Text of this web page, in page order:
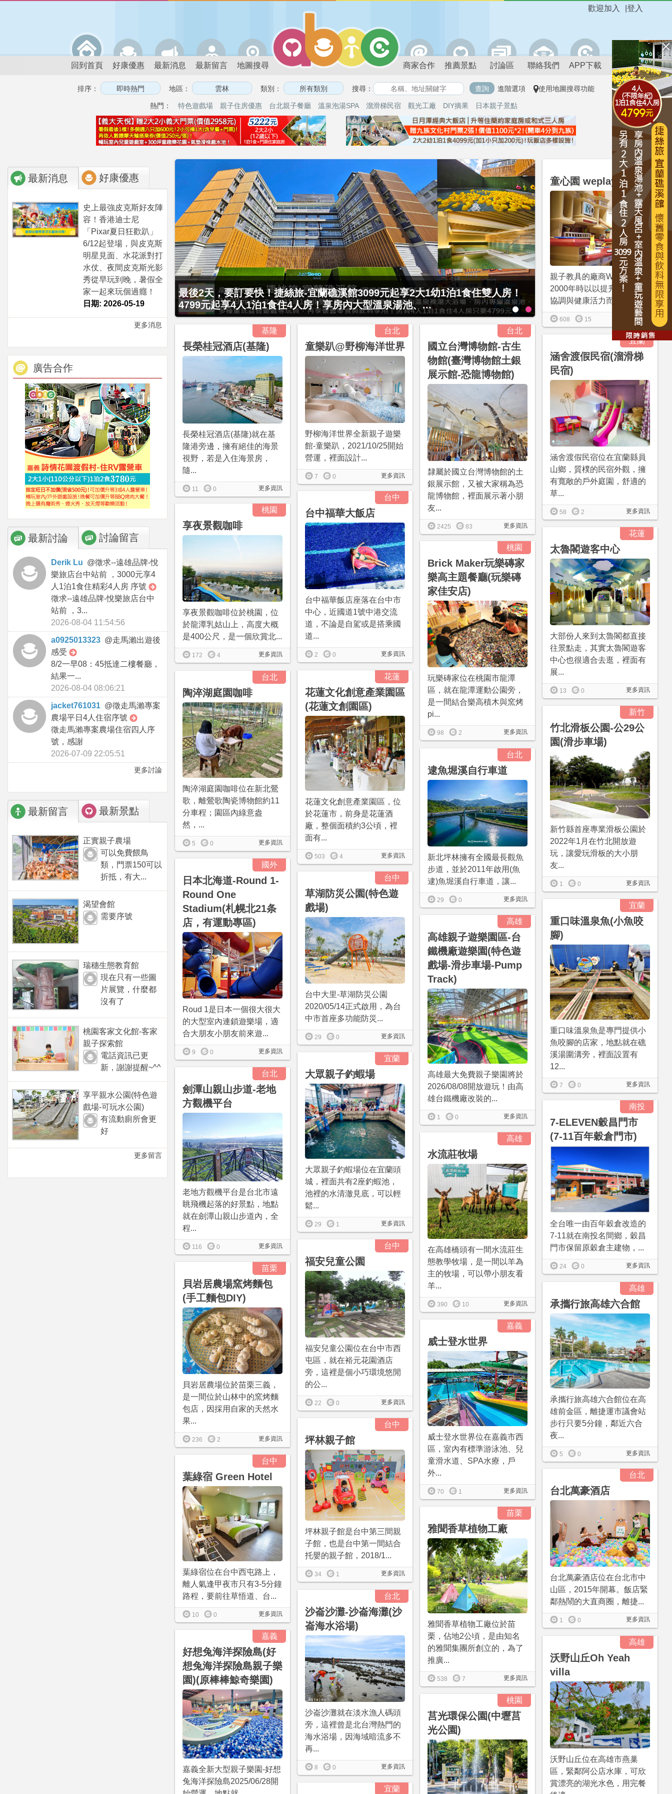
登入
歡迎加入
回到首頁 好康優惠 最新消息 最新留言 地圖搜尋 商家合作 推薦景點 討論區 聯絡我們 APP下載
排序： 地區： 類別： 搜尋： 進階選項 使用地圖搜尋功能
熱門： 特色遊戲場 親子住房優惠 台北親子餐廳 溫泉泡湯SPA 溜滑梯民宿 觀光工廠 DIY摘果 日本親子景點
最新消息 好康優惠
史上最強皮克斯好友陣
容！香港迪士尼
「Pixar夏日狂歡趴」
6/12起登場，與皮克斯
明星見面、水花派對打
水仗、夜間皮克斯光影
秀從早玩到晚，暑假全
家一起來玩個過癮！
日期: 2026-05-19
更多消息
廣告合作
最新討論 討論留言
Derik Lu @徵求--遠雄品牌-悅
樂旅店台中站前 ，3000元享4
人1泊1食住精彩4人房 序號
徵求--遠雄品牌-悅樂旅店台中
站前 ，3...
2026-08-04 11:54:56
a0925013323 @走馬瀨出遊後
感受
8/2一早08：45抵達二樓餐廳，
結果一...
2026-08-04 08:06:21
jacket761031 @徵走馬瀨專案
農場平日4人住宿序號
徵走馬瀨專案農場住宿四人序
號，感謝
2026-07-09 22:05:51
更多討論
最新留言 最新景點
正實親子農場
可以免費餵鳥
類，門票150可以
折抵，有大...
渴望會館
需要序號
瑞穗生態教育館
現在只有一些圖
片展覽，什麼都
沒有了
桃園客家文化館-客家
親子探索館
電話資訊已更
新，謝謝提醒~^^
享平親水公園(特色遊
戲場-可玩水公園)
有流動廁所會更
好
更多留言
贈九族文化村門票2張(總價值1100元*2)！4099元享日月潭經典大飯店范特奇堡2
大2幼(115公分以下)1泊1食升等住簡約家庭房或...
最後2天，要訂要快！捷絲
4799元起享4人1泊1食住4人
台北
童心園 weplay親子館
親子教具的廠商Weplay，在
2000年時以以提升兒童身體
協調與健康活力而...
更多資訊
608 15
基隆
長榮桂冠酒店(基隆)
長榮桂冠酒店(基隆)就在基
隆港旁邊，擁有絕佳的海景
視野，若是入住海景房，
隨...
更多資訊
11 0
台北
童樂趴@野柳海洋世界
野柳海洋世界全新親子遊樂
館-童樂趴，2021/10/25開始
營運，裡面設計...
更多資訊
7 0
台北
國立台灣博物館-古生
物館(臺灣博物館土銀
展示館-恐龍博物館)
隸屬於國立台灣博物館的土
銀展示館，又被大家稱為恐
龍博物館，裡面展示著小朋
友...
更多資訊
2425 83
宜蘭
涵舍渡假民宿(溜滑梯
民宿)
涵舍渡假民宿位在宜蘭縣員
山鄉，質樸的民宿外觀，擁
有寬敞的戶外庭園，舒適的
草...
更多資訊
58 2
台中
台中福華大飯店
台中福華飯店座落在台中市
中心，近國道1號中港交流
道，不論是自駕或是搭乘國
道...
更多資訊
2 0
桃園
享夜景觀咖啡
享夜景觀咖啡位於桃園，位
於龍潭乳姑山上，高度大概
是400公尺，是一個欣賞北...
更多資訊
172 4
花蓮
太魯閣遊客中心
大部份人來到太魯閣都直接
往景點走，其實太魯閣遊客
中心也很適合去逛，裡面有
展...
更多資訊
13 0
桃園
Brick Maker玩樂磚家
樂高主題餐廳(玩樂磚
家佳安店)
玩樂磚家位在桃園市龍潭
區，就在龍潭運動公園旁，
是一間結合樂高積木與窯烤
pi...
更多資訊
98 2
花蓮
花蓮文化創意產業園區
(花蓮文創園區)
花蓮文化創意產業園區，位
於花蓮市，前身是花蓮酒
廠，整個面積約3公頃，裡
面有...
更多資訊
503 4
台北
陶淬湖庭園咖啡
陶淬湖庭園咖啡位在新北鶯
歌，離鶯歌陶瓷博物館約11
分車程；園區內綠意盎
然，...
更多資訊
5 0
新竹
竹北滑板公園-公29公
園(滑步車場)
新竹縣首座專業滑板公園於
2022年1月在竹北開放遊
玩，讓愛玩滑板的大小朋
友...
更多資訊
1 0
台北
逮魚堀溪自行車道
新北坪林擁有全國最長觀魚
步道，並於2011年啟用(魚
逮)魚堀溪自行車道，讓...
更多資訊
29 0
國外
日本北海道-Round 1-
Round One
Stadium(札幌北21条
店，有運動專區)
Roud 1是日本一個很大很大
的大型室內連鎖遊樂場，適
合大朋友小朋友前來遊...
更多資訊
9 0
台中
草湖防災公園(特色遊
戲場)
台中大里-草湖防災公園
2020/05/14正式啟用，為台
中市首座多功能防災...
更多資訊
29 0
宜蘭
重口味溫泉魚(小魚咬
腳)
重口味溫泉魚是專門提供小
魚咬腳的店家，地點就在礁
溪湯圍溝旁，裡面設置有
12...
更多資訊
7 0
高雄
高雄親子遊樂園區-台
鐵機廠遊樂園(特色遊
戲場-滑步車場-Pump
Track)
高雄最大免費親子樂園將於
2026/08/08開放遊玩！由高
雄台鐵機廠改裝的...
更多資訊
1 0
宜蘭
大眾親子釣蝦場
大眾親子釣蝦場位在宜蘭頭
城，裡面共有2座釣蝦池，
池裡的水清澈見底，可以輕
鬆...
更多資訊
29 1
台北
劍潭山親山步道-老地
方觀機平台
老地方觀機平台是台北市遠
眺飛機起落的好景點，地點
就在劍潭山親山步道內，全
程...
更多資訊
116 0
南投
7-ELEVEN穀昌門市
(7-11百年穀倉門市)
全台唯一由百年穀倉改造的
7-11就在南投名間鄉，穀昌
門市保留原穀倉主建物，...
更多資訊
24 0
高雄
水流莊牧場
在高雄橋頭有一間水流莊生
態教學牧場，是一間以羊為
主的牧場，可以帶小朋友看
羊...
更多資訊
390 10
台中
福安兒童公園
福安兒童公園位在台中市西
屯區，就在裕元花園酒店
旁，這裡是個小巧環境悠閒
的公...
更多資訊
22 0
苗栗
貝岩居農場窯烤麵包
(手工麵包DIY)
貝岩居農場位於苗栗三義，
是一間位於山林中的窯烤麵
包店，因採用自家的天然水
果...
更多資訊
236 2
高雄
承攜行旅高雄六合館
承攜行旅高雄六合館位在高
雄前金區，離捷運市議會站
步行只要5分鐘，鄰近六合
夜...
更多資訊
5 0
嘉義
威士登水世界
威士登水世界位在嘉義市西
區，室內有標準游泳池、兒
童滑水道、SPA水療，戶
外...
更多資訊
70 1
台中
坪林親子館
坪林親子館是台中第三間親
子館，也是台中第一間結合
托嬰的親子館，2018/1...
更多資訊
34 1
台中
葉綠宿 Green Hotel
葉綠宿位在台中西屯路上，
離人氣逢甲夜市只有3-5分鐘
路程，要前往草悟道、台...
更多資訊
10 0
台北
台北萬豪酒店
台北萬豪酒店位在台北市中
山區，2015年開幕。飯店緊
鄰熱鬧的大直商圈，離捷...
更多資訊
1 0
苗栗
雅聞香草植物工廠
雅聞香草植物工廠位於苗
栗，佔地2公頃，是由知名
的雅聞集團所創立的，為了
推廣...
更多資訊
538 7
台北
沙崙沙灘-沙崙海灘(沙
崙海水浴場)
沙崙沙灘就在淡水漁人碼頭
旁，這裡曾是北台灣熱門的
海水浴場，因海域暗流多不
再...
更多資訊
8 0
嘉義
好想兔海洋探險島(好
想兔海洋探險島親子樂
園)(原棒棒鯨奇樂園)
嘉義全新大型親子樂園-好想
兔海洋探險島2025/06/28開
高雄
沃野山丘Oh Yeah
villa
沃野山丘位在高雄市燕巢
區，緊鄰阿公店水庫，可欣
賞漂亮的湖光水色，用完餐
桃園
莒光環保公園(中壢莒
光公園)
宜蘭